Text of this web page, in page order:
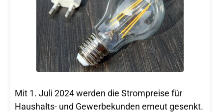
Mit 1. Juli 2024 werden die Strompreise für
Haushalts- und Gewerbekunden erneut gesenkt.